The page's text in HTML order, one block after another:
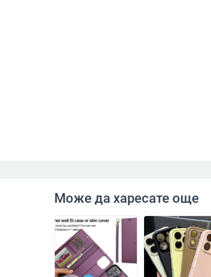
Може да харесате още